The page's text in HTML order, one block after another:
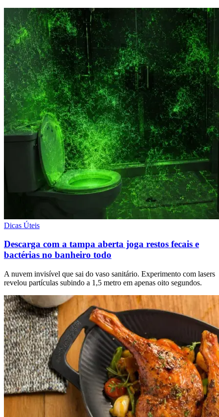
Dicas Úteis
Descarga com a tampa aberta joga restos fecais e
bactérias no banheiro todo
A nuvem invisível que sai do vaso sanitário. Experimento com lasers
revelou partículas subindo a 1,5 metro em apenas oito segundos.